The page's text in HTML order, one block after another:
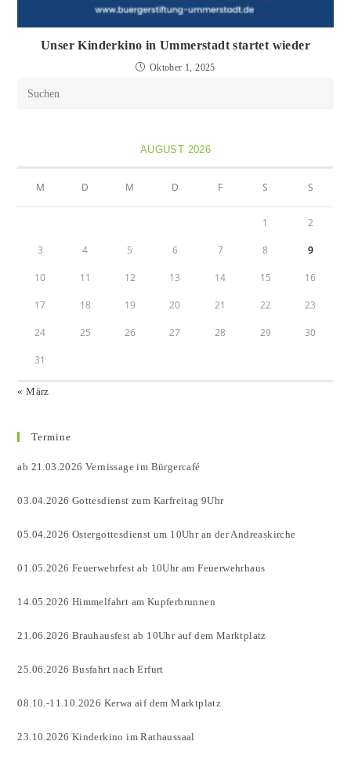
Unser Kinderkino in Ummerstadt startet wieder
Oktober 1, 2025
AUGUST 2026
M D M D F S S
1 2
3 4 5 6 7 8 9
10 11 12 13 14 15 16
17 18 19 20 21 22 23
24 25 26 27 28 29 30
31
« März
Termine
ab 21.03.2026 Vernissage im Bürgercafé
03.04.2026 Gottesdienst zum Karfreitag 9Uhr
05.04.2026 Ostergottesdienst um 10Uhr an der Andreaskirche
01.05.2026 Feuerwehrfest ab 10Uhr am Feuerwehrhaus
14.05.2026 Himmelfahrt am Kupferbrunnen
21.06.2026 Brauhausfest ab 10Uhr auf dem Marktplatz
25.06.2026 Busfahrt nach Erfurt
08.10.-11.10.2026 Kerwa aif dem Marktplatz
23.10.2026 Kinderkino im Rathaussaal